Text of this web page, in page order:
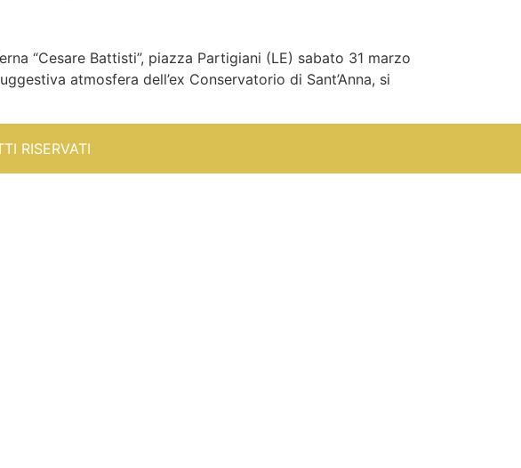
“Cesare Battisti”, piazza Partigiani (LE) sabato 31 marzo
atmosfera dell’ex Conservatorio di Sant’Anna, si
RISERVATI